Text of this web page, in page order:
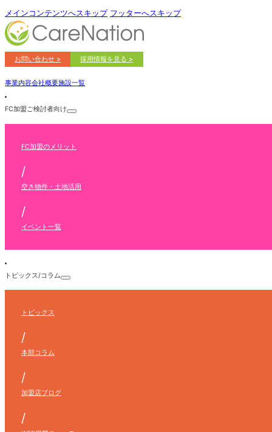
メインコンテンツへスキップ フッターへスキップ
お問い合わせ > 採用情報を見る >
事業内容会社概要施設一覧
FC加盟ご検討者向け
FC加盟のメリット
/
空き物件・土地活用
/
イベント一覧
トピックス/コラム
トピックス
/
本部コラム
/
加盟店ブログ
/